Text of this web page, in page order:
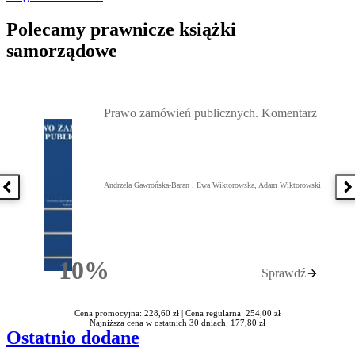
Polecamy prawnicze książki
samorządowe
Poprzednia książka
10%Rabatu
Prawo zamówień publicznych. Komentarz
Andrzela Gawrońska-Baran , Ewa Wiktorowska, Adam Wiktorowski
Sprawdź
Cena promocyjna: 228,60 zł | Cena regularna: 254,00 zł
Najniższa cena w ostatnich 30 dniach: 177,80 zł
Ostatnio dodane